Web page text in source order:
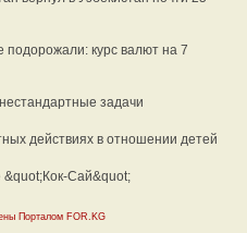
подорожали: курс валют на 7
задачи
действиях в отношении детей
Сай&quot;
Порталом FOR.KG